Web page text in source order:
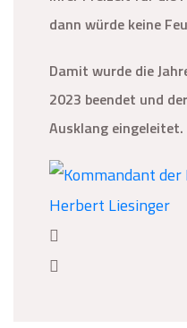
dann würde keine
Damit wurde die
2023 beendet und
Ausklang eingeleitet.